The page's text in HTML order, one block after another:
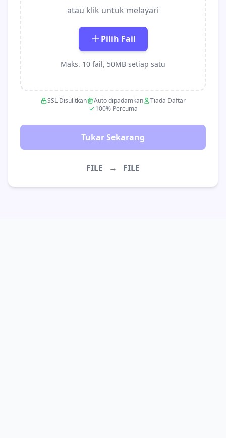
atau klik untuk melayari
Pilih Fail
Maks. 10 fail, 50MB setiap satu
SSL Disulitkan Auto dipadamkan
Tiada Daftar
100% Percuma
Tukar Sekarang
FILE → FILE